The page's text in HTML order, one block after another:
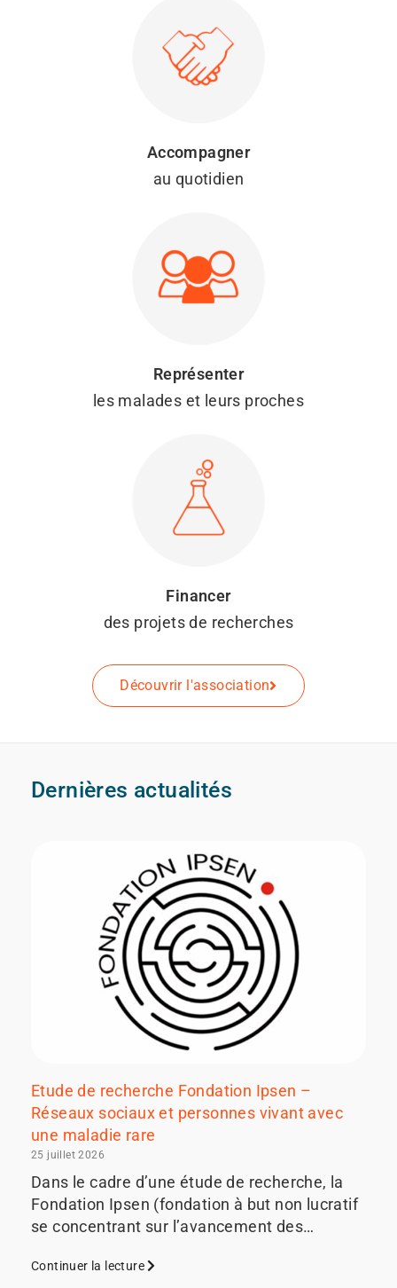
Accompagner
au quotidien
Représenter
les malades et leurs proches
Financer
des projets de recherches
Découvrir l'association
Dernières actualités
Etude de recherche Fondation Ipsen –
Réseaux sociaux et personnes vivant avec
une maladie rare
25 juillet 2026
Dans le cadre d’une étude de recherche, la
Fondation Ipsen (fondation à but non lucratif
se concentrant sur l’avancement des…
Continuer la lecture